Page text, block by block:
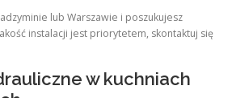
lub Warszawie i poszukujesz
instalacji jest priorytetem, skontaktuj się
w kuchniach